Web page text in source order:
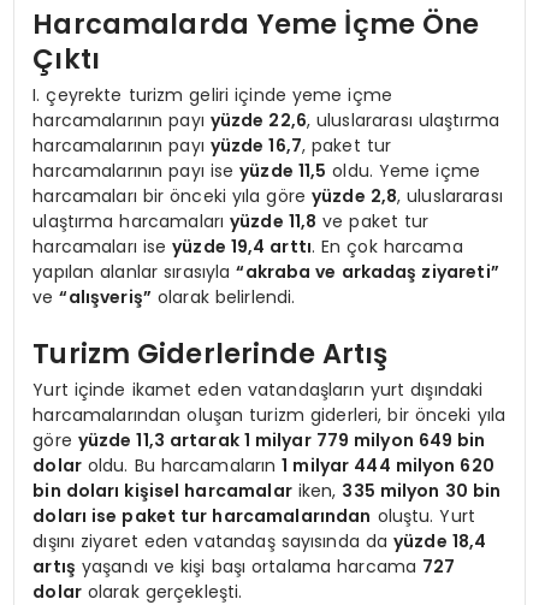
Harcamalarda Yeme İçme Öne
Çıktı
I. çeyrekte turizm geliri içinde yeme içme
harcamalarının payı yüzde 22,6, uluslararası ulaştırma
harcamalarının payı yüzde 16,7, paket tur
harcamalarının payı iseyüzde 11,5 oldu. Yeme içme
harcamaları bir önceki yıla göre yüzde 2,8, uluslararası
ulaştırma harcamalarıyüzde 11,8 ve paket tur
harcamaları iseyüzde 19,4 arttı. En çok harcama
yapılan alanlar sırasıyla“akraba ve arkadaş ziyareti”
ve“alışveriş” olarak belirlendi.
Turizm Giderlerinde Artış
Yurt içinde ikamet eden vatandaşların yurt dışındaki
harcamalarından oluşan turizm giderleri, bir önceki yıla
göre yüzde 11,3 artarak 1 milyar 779 milyon 649 bin
dolaroldu. Bu harcamaların1 milyar 444 milyon 620
bin doları kişisel harcamalariken, 335 milyon 30 bin
doları ise paket tur harcamalarından oluştu. Yurt
dışını ziyaret eden vatandaş sayısında dayüzde 18,4
artış yaşandı ve kişi başı ortalama harcama 727
dolarolarak gerçekleşti.